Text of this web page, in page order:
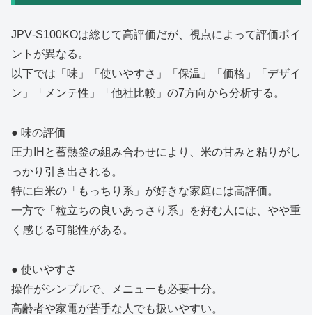
JPV‑S100KOは総じて高評価だが、視点によって評価ポイ
ントが異なる。
以下では「味」「使いやすさ」「保温」「価格」「デザイ
ン」「メンテ性」「他社比較」の7方向から分析する。
● 味の評価
圧力IHと蓄熱釜の組み合わせにより、米の甘みと粘りがし
っかり引き出される。
特に白米の「もっちり系」が好きな家庭には高評価。
一方で「粒立ちの良いあっさり系」を好む人には、やや重
く感じる可能性がある。
● 使いやすさ
操作がシンプルで、メニューも必要十分。
高齢者や家電が苦手な人でも扱いやすい。